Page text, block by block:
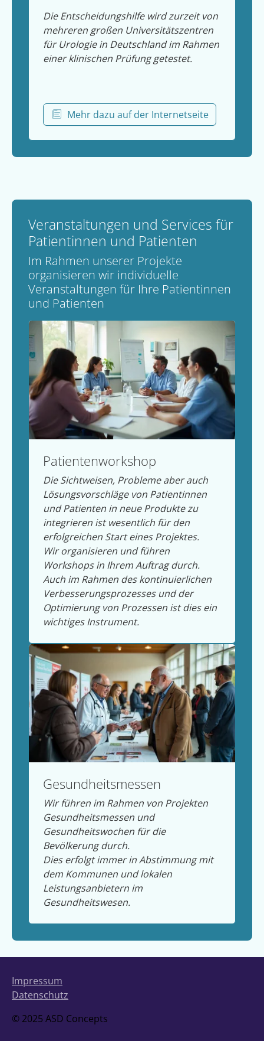
Die Entscheidungshilfe wird zurzeit von
mehreren großen Universitätszentren
für Urologie in Deutschland im Rahmen
einer klinischen Prüfung getestet.
Mehr dazu auf der Internetseite
Veranstaltungen und Services für
Patientinnen und Patienten
Im Rahmen unserer Projekte
organisieren wir individuelle
Veranstaltungen für Ihre Patientinnen
und Patienten
Patientenworkshop
Die Sichtweisen, Probleme aber auch
Lösungsvorschläge von Patientinnen
und Patienten in neue Produkte zu
integrieren ist wesentlich für den
erfolgreichen Start eines Projektes.
Wir organisieren und führen
Workshops in Ihrem Auftrag durch.
Auch im Rahmen des kontinuierlichen
Verbesserungsprozesses und der
Optimierung von Prozessen ist dies ein
wichtiges Instrument.
Gesundheitsmessen
Wir führen im Rahmen von Projekten
Gesundheitsmessen und
Gesundheitswochen für die
Bevölkerung durch.
Dies erfolgt immer in Abstimmung mit
dem Kommunen und lokalen
Leistungsanbietern im
Gesundheitswesen.
Impressum
Datenschutz
© 2025 ASD Concepts